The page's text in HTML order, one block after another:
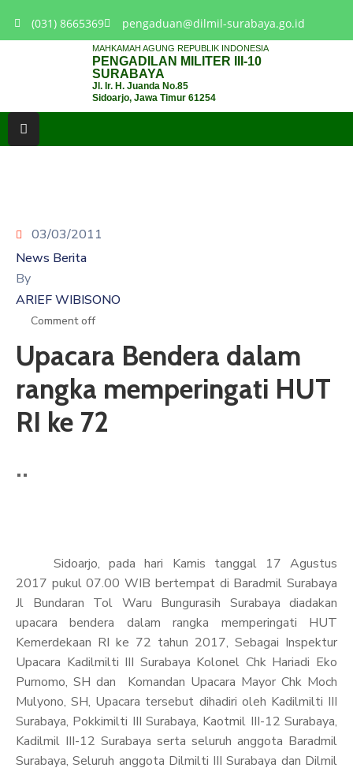
(031) 8665369 pengaduan@dilmil-surabaya.go.id
MAHKAMAH AGUNG REPUBLIK INDONESIA
PENGADILAN MILITER III-10
SURABAYA
Jl. Ir. H. Juanda No.85
Sidoarjo, Jawa Timur 61254
PENGADILAN
PUBLIK
KINERJA
ARTIKEL
GALERI
03/03/2011
News Berita
By
ARIEF WIBISONO
Comment off
Upacara Bendera dalam
rangka memperingati HUT
RI ke 72
Sidoarjo, pada hari Kamis tanggal 17 Agustus
2017 pukul 07.00 WIB bertempat di Baradmil Surabaya
Jl Bundaran Tol Waru Bungurasih Surabaya diadakan
upacara bendera dalam rangka memperingati HUT
Kemerdekaan RI ke 72 tahun 2017, Sebagai Inspektur
Upacara Kadilmilti III Surabaya Kolonel Chk Hariadi Eko
Purnomo, SH dan Komandan Upacara Mayor Chk Moch
Mulyono, SH, Upacara tersebut dihadiri oleh Kadilmilti III
Surabaya, Pokkimilti III Surabaya, Kaotmil III-12 Surabaya,
Kadilmil III-12 Surabaya serta seluruh anggota Baradmil
Surabaya, Seluruh anggota Dilmilti III Surabaya dan Dilmil